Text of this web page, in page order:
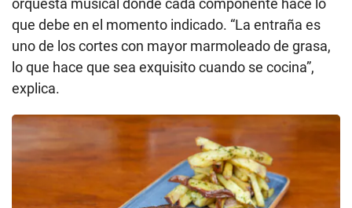
que debe en el momento indicado. “La entraña es
uno de los cortes con mayor marmoleado de grasa,
lo que hace que sea exquisito cuando se cocina”,
explica.